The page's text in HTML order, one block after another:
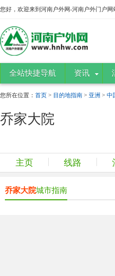
您好，欢迎来到河南户外网-河南户外门户网
全站快捷导航 资讯
您所在位置： 首页 > 目的地指南 > 亚洲 > 中
乔家大院
主页 线路
乔家大院城市指南